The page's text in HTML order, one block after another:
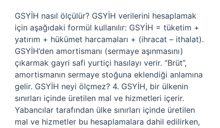
GSYİH nasıl ölçülür? GSYİH verilerini hesaplamak
için aşağıdaki formül kullanılır: GSYİH = tüketim +
yatırım + hükümet harcamaları + (ihracat – ithalat).
GSYİH’den amortismanı (sermaye aşınmasını)
çıkarmak gayri safi yurtiçi hasılayı verir. “Brüt”,
amortismanın sermaye stoğuna eklendiği anlamına
gelir. GSYİH neyi ölçmez? 4. GSYİH, bir ülkenin
sınırları içinde üretilen mal ve hizmetleri içerir.
Yabancılar tarafından ülke sınırları içinde üretilen
mal ve hizmetler bu hesaplamalara dahil edilirken,